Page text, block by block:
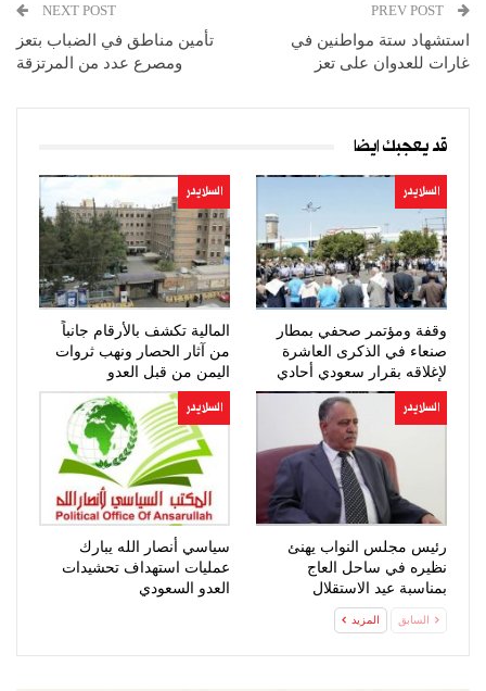
استشهاد ستة مواطنين في
غارات للعدوان على تعز
NEXT POST
تأمين مناطق في الضباب بتعز
ومصرع عدد من المرتزقة
قد يعجبك ايضا
السلايدر
وقفة ومؤتمر صحفي بمطار
صنعاء في الذكرى العاشرة
لإغلاقه بقرار سعودي أحادي
السلايدر
المالية تكشف بالأرقام جانباً
من آثار الحصار ونهب ثروات
اليمن من قبل العدو
السعودي…
السلايدر
رئيس مجلس النواب يهنئ
نظيره في ساحل العاج
بمناسبة عيد الاستقلال
السلايدر
سياسي أنصار الله يبارك
عمليات استهداف تحشيدات
العدو السعودي
السابق المزيد